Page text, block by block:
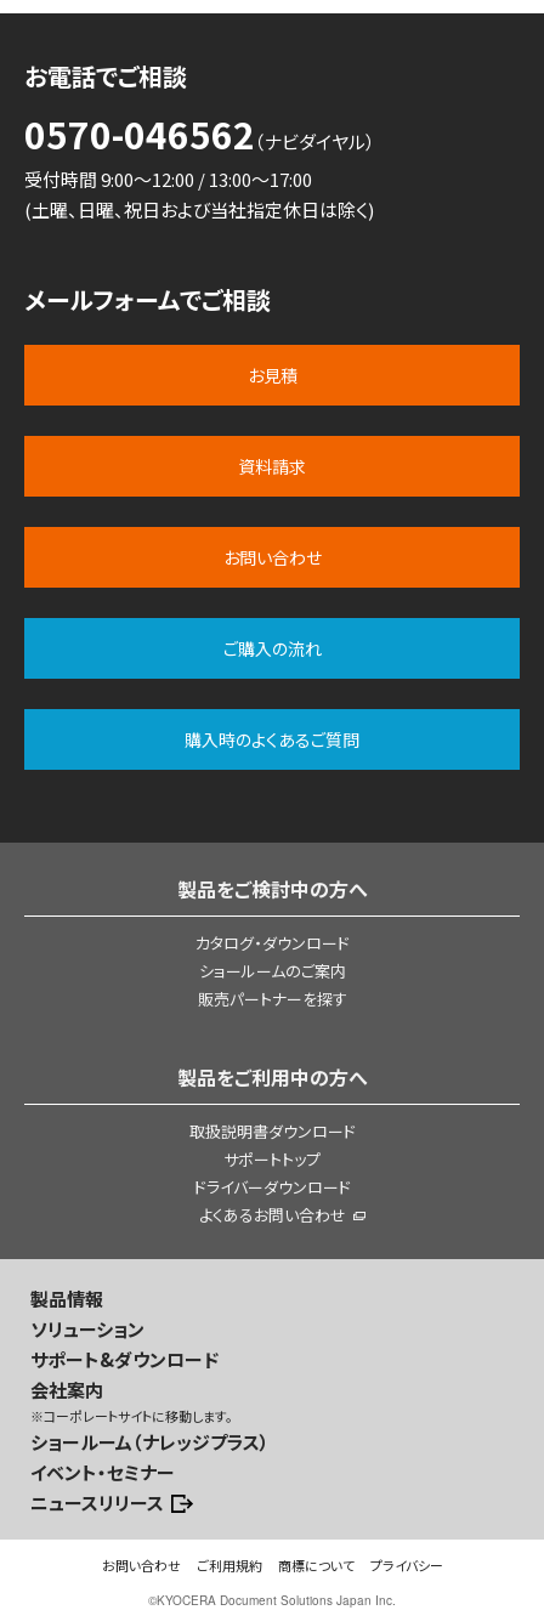
お電話でご相談
0570-046562 （ナビダイヤル）
受付時間 9:00～12:00 / 13:00～17:00
(土曜、日曜、祝日および当社指定休日は除く)
メールフォームでご相談
お見積
資料請求
お問い合わせ
ご購入の流れ
購入時のよくあるご質問
製品をご検討中の方へ
カタログ・ダウンロード
ショールームのご案内
販売パートナーを探す
製品をご利用中の方へ
取扱説明書ダウンロード
サポートトップ
ドライバーダウンロード
よくあるお問い合わせ
製品情報
ソリューション
サポート&ダウンロード
会社案内
※コーポレートサイトに移動します。
ショールーム（ナレッジプラス）
イベント・セミナー
ニュースリリース
お問い合わせ ご利用規約 商標について プライバシー
©KYOCERA Document Solutions Japan Inc.